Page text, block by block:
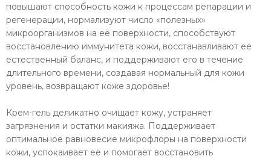
повышают способность кожи к процессам репарации и
регенерации, нормализуют число «полезных»
микроорганизмов на её поверхности, способствуют
восстановлению иммунитета кожи, восстанавливают её
естественный баланс, и поддерживают его в течение
длительного времени, создавая нормальный для кожи
уровень, возвращают коже здоровье!
Крем-гель деликатно очищает кожу, устраняет
загрязнения и остатки макияжа. Поддерживает
оптимальное равновесие микрофлоры на поверхности
кожи, успокаивает её и помогает восстановить